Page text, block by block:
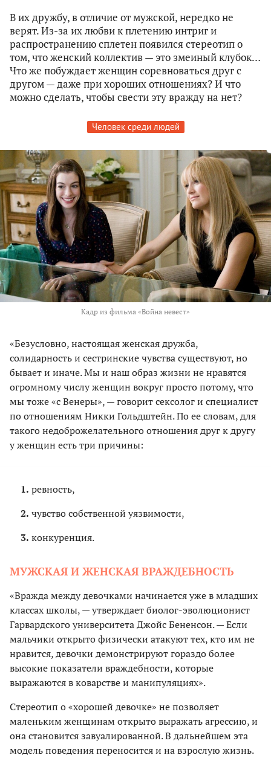
В их дружбу, в отличие от мужской, нередко не
верят. Из-за их любви к плетению интриг и
распространению сплетен появился стереотип о
том, что женский коллектив — это змеиный клубок…
Что же побуждает женщин соревноваться друг с
другом — даже при хороших отношениях? И что
можно сделать, чтобы свести эту вражду на нет?
Человек среди людей
Кадр из фильма «Война невест»
«Безусловно, настоящая женская дружба,
солидарность и сестринские чувства существуют, но
бывает и иначе. Мы и наш образ жизни не нравятся
огромному числу женщин вокруг просто потому, что
мы тоже «с Венеры», — говорит сексолог и специалист
по отношениям Никки Гольдштейн. По ее словам, для
такого недоброжелательного отношения друг к другу
у женщин есть три причины:
ревность,
чувство собственной уязвимости,
конкуренция.
МУЖСКАЯ И ЖЕНСКАЯ ВРАЖДЕБНОСТЬ
«Вражда между девочками начинается уже в младших
классах школы, — утверждает биолог-эволюционист
Гарвардского университета Джойс Бененсон. — Если
мальчики открыто физически атакуют тех, кто им не
нравится, девочки демонстрируют гораздо более
высокие показатели враждебности, которые
выражаются в коварстве и манипуляциях».
Стереотип о «хорошей девочке» не позволяет
маленьким женщинам открыто выражать агрессию, и
она становится завуалированной. В дальнейшем эта
модель поведения переносится и на взрослую жизнь.